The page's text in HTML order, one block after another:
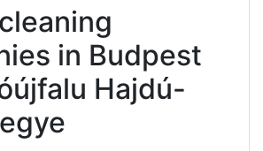
in Budpest
Hajdú-